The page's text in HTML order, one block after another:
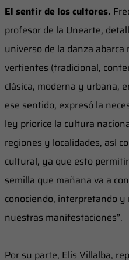
El sentir de los cultores.
profesor de la Unearte,
universo de la danza abarca
vertientes (tradicional,
clásica, moderna y urbana,
ese sentido, expresó la
ley priorice la cultura
regiones y localidades, así
cultural, ya que esto
semilla que mañana va a
conociendo, interpretando y
nuestras manifestaciones”.
Por su parte, Elis Villalba,